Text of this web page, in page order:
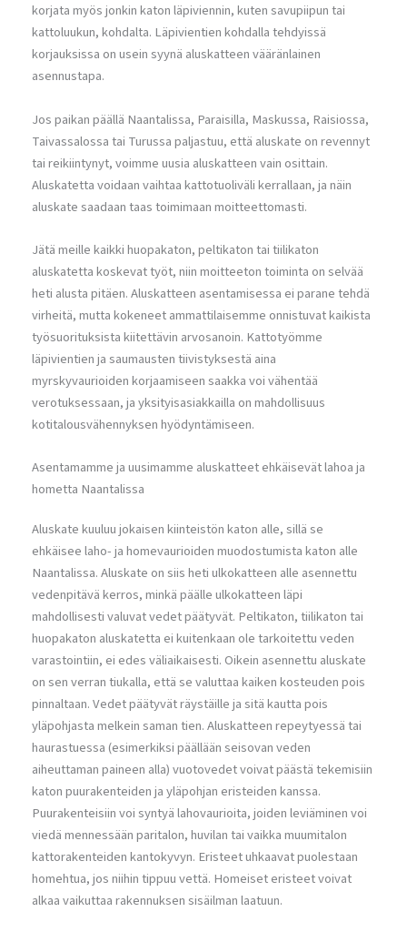
korjata myös jonkin katon läpiviennin, kuten savupiipun tai
kattoluukun, kohdalta. Läpivientien kohdalla tehdyissä
korjauksissa on usein syynä aluskatteen vääränlainen
asennustapa.
Jos paikan päällä Naantalissa, Paraisilla, Maskussa, Raisiossa,
Taivassalossa tai Turussa paljastuu, että aluskate on revennyt
tai reikiintynyt, voimme uusia aluskatteen vain osittain.
Aluskatetta voidaan vaihtaa kattotuoliväli kerrallaan, ja näin
aluskate saadaan taas toimimaan moitteettomasti.
Jätä meille kaikki huopakaton, peltikaton tai tiilikaton
aluskatetta koskevat työt, niin moitteeton toiminta on selvää
heti alusta pitäen. Aluskatteen asentamisessa ei parane tehdä
virheitä, mutta kokeneet ammattilaisemme onnistuvat kaikista
työsuorituksista kiitettävin arvosanoin. Kattotyömme
läpivientien ja saumausten tiivistyksestä aina
myrskyvaurioiden korjaamiseen saakka voi vähentää
verotuksessaan, ja yksityisasiakkailla on mahdollisuus
kotitalousvähennyksen hyödyntämiseen.
Asentamamme ja uusimamme aluskatteet ehkäisevät lahoa ja
hometta Naantalissa
Aluskate kuuluu jokaisen kiinteistön katon alle, sillä se
ehkäisee laho- ja homevaurioiden muodostumista katon alle
Naantalissa. Aluskate on siis heti ulkokatteen alle asennettu
vedenpitävä kerros, minkä päälle ulkokatteen läpi
mahdollisesti valuvat vedet päätyvät. Peltikaton, tiilikaton tai
huopakaton aluskatetta ei kuitenkaan ole tarkoitettu veden
varastointiin, ei edes väliaikaisesti. Oikein asennettu aluskate
on sen verran tiukalla, että se valuttaa kaiken kosteuden pois
pinnaltaan. Vedet päätyvät räystäille ja sitä kautta pois
yläpohjasta melkein saman tien. Aluskatteen repeytyessä tai
haurastuessa (esimerkiksi päällään seisovan veden
aiheuttaman paineen alla) vuotovedet voivat päästä tekemisiin
katon puurakenteiden ja yläpohjan eristeiden kanssa.
Puurakenteisiin voi syntyä lahovaurioita, joiden leviäminen voi
viedä mennessään paritalon, huvilan tai vaikka muumitalon
kattorakenteiden kantokyvyn. Eristeet uhkaavat puolestaan
homehtua, jos niihin tippuu vettä. Homeiset eristeet voivat
alkaa vaikuttaa rakennuksen sisäilman laatuun.